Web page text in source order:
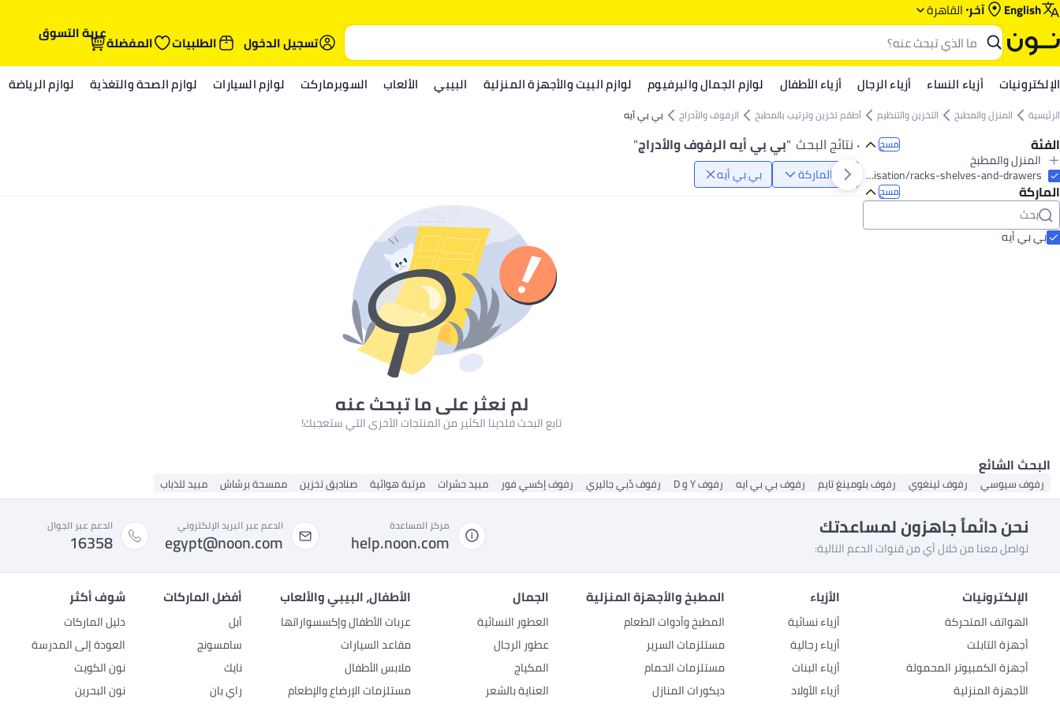
English آخر القاهرة
تسجيل الدخول
الطلبيات المفضلةعربة التسوق
الإلكترونيات أزياء النساء أزياء الرجال أزياء الأطفال لوازم الجمال والبرفيوم لوازم البيت والأجهزة المنزلية البيبي الألعاب السوبرماركت لوازم السيارات لوازم الصحة والتغذية لوازم الرياضة
الرئيسية المنزل والمطبخ التخزين والتنظيم أطقم تخزين وترتيب بالمطبخ الرفوف والأدراج بي بي أيه
الفئة مسح
المنزل والمطبخ
الكل المنزل والمطبخ
المطبخ وأدوات الطعام
الكل المطبخ وأدوات الطعام
أطباق
الكل أطباق
قطع تقديم
home-and-kitchen/storage-and-organisation/kitchen-storage-and-organisation/racks-shelves-and-drawers
الماركة مسح
بي بي أيه
٠ نتائج البحث "بي بي أيه الرفوف والأدراج"
الماركة بي بي أيه
لم نعثر على ما تبحث عنه
تابع البحث فلدينا الكثير من المنتجات الأخرى التي ستعجبك!
البحث الشائع
رفوف سيوسي رفوف لينغوي رفوف بلومينغ تايم رفوف بي بي ايه رفوف Y و D رفوف دُبي جاليري رفوف إكسي فور مبيد حشرات مرتبة هوائية صناديق تخزين ممسحة برشاش مبيد للذباب
نحن دائماً جاهزون لمساعدتك
تواصل معنا من خلال أي من قنوات الدعم التالية:
مركز المساعدة
help.noon.com
الدعم عبر البريد الإلكتروني
egypt@noon.com
الدعم عبر الجوال
16358
الإلكترونيات
الهواتف المتحركة
أجهزة التابلت
أجهزة الكمبيوتر المحمولة
الأجهزة المنزلية
الأزياء
أزياء نسائية
أزياء رجالية
أزياء البنات
أزياء الأولاد
المطبخ والأجهزة المنزلية
المطبخ وأدوات الطعام
مستلزمات السرير
مستلزمات الحمام
ديكورات المنازل
الجمال
العطور النسائية
عطور الرجال
المكياج
العناية بالشعر
الأطفال، البيبي والألعاب
عربات الأطفال وإكسسواراتها
مقاعد السيارات
ملابس الأطفال
مستلزمات الإرضاع والإطعام
أفضل الماركات
أبل
سامسونج
نايك
راي بان
شوف أكثر
دليل الماركات
العودة إلى المدرسة
نون الكويت
نون البحرين